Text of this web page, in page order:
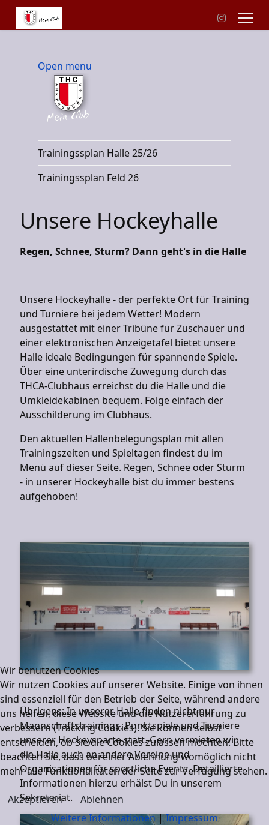
Open menu
Trainingssplan Halle 25/26
Trainingssplan Feld 26
Unsere Hockeyhalle
Regen, Schnee, Sturm? Dann geht's in die Halle
Unsere Hockeyhalle - der perfekte Ort für Training
und Turniere bei jedem Wetter! Modern
ausgestattet mit einer Tribüne für Zuschauer und
einer elektronischen Anzeigetafel bietet unsere
Halle ideale Bedingungen für spannende Spiele.
Über eine unterirdische Zuwegung durch das
THCA-Clubhaus erreichst du die Halle und die
Umkleidekabinen bequem. Folge einfach der
Ausschilderung im Clubhaus.
Den aktuellen Hallenbelegungsplan mit allen
Trainingszeiten und Spieltagen findest du im
Menü auf dieser Seite. Regen, Schnee oder Sturm
- in unserer Hockeyhalle bist du immer bestens
aufgehoben!
Übrigens: In unserer Halle finden nicht nur
Mannschaftstrainings, Punktspiele und Turniere
unserer Hockeysparte statt. Gern vermieten wir
die Halle auch an andere Vereine und
Organisationen für sportliche Events. Detaillierte
Informationen hierzu erhälst Du in unserem
Sekretariat.
Wir benutzen Cookies
Wir nutzen Cookies auf unserer Website. Einige von ihnen
sind essenziell für den Betrieb der Seite, während andere
uns helfen, diese Website und die Nutzererfahrung zu
verbessern (Tracking Cookies). Sie können selbst
entscheiden, ob Sie die Cookies zulassen möchten. Bitte
beachten Sie, dass bei einer Ablehnung womöglich nicht
mehr alle Funktionalitäten der Seite zur Verfügung stehen.
Akzeptieren
Ablehnen
Weitere Informationen|Impressum